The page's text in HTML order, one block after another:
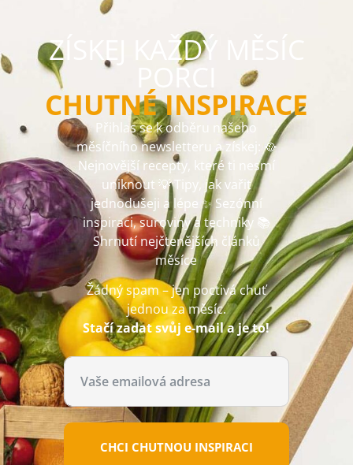
ZÍSKEJ KAŽDÝ MĚSÍC
PORCI
CHUTNÉ INSPIRACE
Přihlas se k odběru našeho
měsíčního newsletteru a získej: 🥘
Nejnovější recepty, které ti nesmí
uniknout 💡 Tipy, jak vařit
jednodušeji a lépe ✨ Sezónní
inspiraci, suroviny a techniky 📚
Shrnutí nejčtenějších článků
měsíce
Žádný spam – jen poctivá chuť
jednou za měsíc.
Stačí zadat svůj e-mail a je to!
CHCI CHUTNOU INSPIRACI